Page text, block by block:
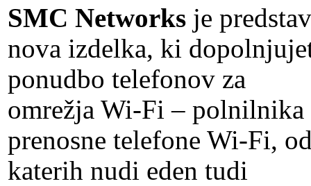
SMC Networks je
nova izdelka, ki
ponudbo telefonov za
omrežja Wi-Fi – polnilnika
prenosne telefone Wi-Fi,
katerih nudi eden tudi